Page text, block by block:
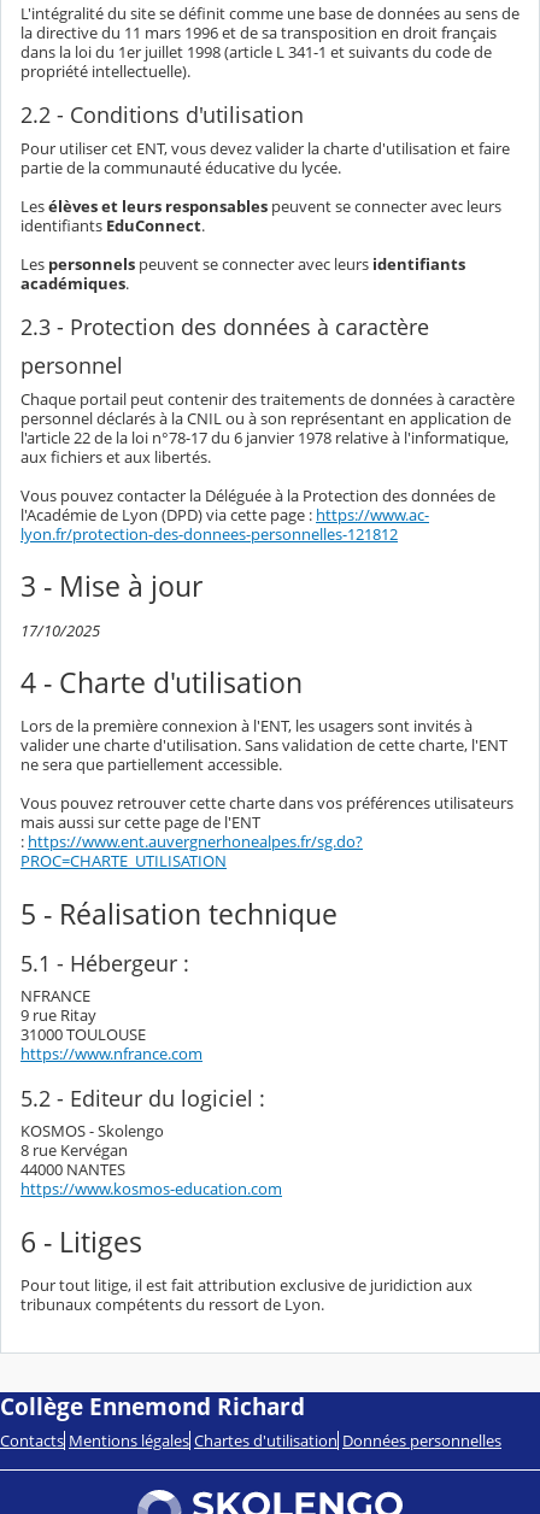
L'intégralité du site se définit comme une base de données au sens de
la directive du 11 mars 1996 et de sa transposition en droit français
dans la loi du 1er juillet 1998 (article L 341-1 et suivants du code de
propriété intellectuelle).
2.2 - Conditions d'utilisation
Pour utiliser cet ENT, vous devez valider la charte d'utilisation et faire
partie de la communauté éducative du lycée.
Lesélèves et leurs responsables peuvent se connecter avec leurs
identifiants EduConnect.
Les personnels peuvent se connecter avec leurs identifiants
académiques.
2.3 - Protection des données à caractère
personnel
Chaque portail peut contenir des traitements de données à caractère
personnel déclarés à la CNIL ou à son représentant en application de
l'article 22 de la loi n°78-17 du 6 janvier 1978 relative à l'informatique,
aux fichiers et aux libertés.
Vous pouvez contacter la Déléguée à la Protection des données de
l'Académie de Lyon (DPD) via cette page : https://www.ac-
lyon.fr/protection-des-donnees-personnelles-121812
3 - Mise à jour
17/10/2025
4 - Charte d'utilisation
Lors de la première connexion à l'ENT, les usagers sont invités à
valider une charte d'utilisation. Sans validation de cette charte, l'ENT
ne sera que partiellement accessible.
Vous pouvez retrouver cette charte dans vos préférences utilisateurs
mais aussi sur cette page de l'ENT
: https://www.ent.auvergnerhonealpes.fr/sg.do?
PROC=CHARTE_UTILISATION
5 - Réalisation technique
5.1 - Hébergeur :
NFRANCE
9 rue Ritay
31000 TOULOUSE
https://www.nfrance.com
5.2 - Editeur du logiciel :
KOSMOS - Skolengo
8 rue Kervégan
44000 NANTES
https://www.kosmos-education.com
6 - Litiges
Pour tout litige, il est fait attribution exclusive de juridiction aux
tribunaux compétents du ressort de Lyon.
Collège Ennemond Richard
Contacts Mentions légales Chartes d'utilisation Données personnelles